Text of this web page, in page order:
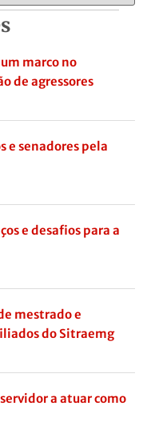
marco no
de agressores
e senadores pela
e desafios para a
mestrado e
do Sitraemg
a atuar como